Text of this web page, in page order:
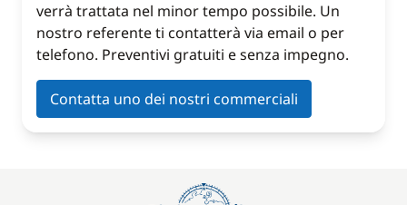
verrà trattata nel minor tempo possibile. Un
nostro referente ti contatterà via email o per
telefono. Preventivi gratuiti e senza impegno.
Contatta uno dei nostri commerciali